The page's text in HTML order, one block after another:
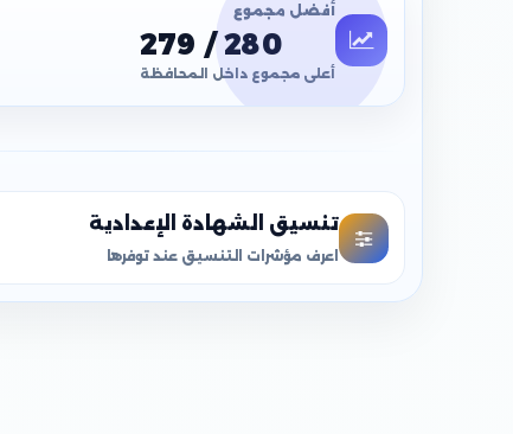
أفضل مجموع
279 / 280
أعلى مجموع داخل المحافظة
تنسيق الشهادة الإعدادية
اعرف مؤشرات التنسيق عند توفرها